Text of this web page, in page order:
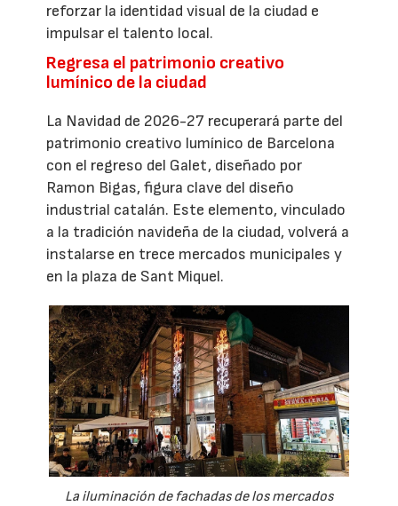
reforzar la identidad visual de la ciudad e
impulsar el talento local.
Regresa el patrimonio creativo
lumínico de la ciudad
La Navidad de 2026-27 recuperará parte del
patrimonio creativo lumínico de Barcelona
con el regreso del Galet, diseñado por
Ramon Bigas, figura clave del diseño
industrial catalán. Este elemento, vinculado
a la tradición navideña de la ciudad, volverá a
instalarse en trece mercados municipales y
en la plaza de Sant Miquel.
La iluminación de fachadas de los mercados